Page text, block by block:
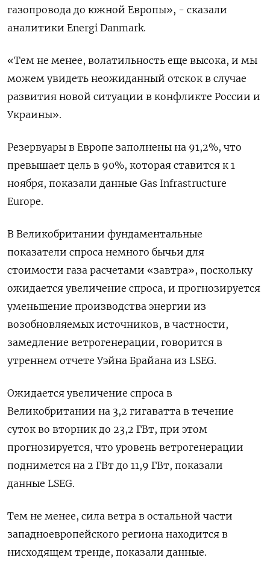
газопровода до южной Европы», - сказали
аналитики Energi Danmark.
«Тем не менее, волатильность еще высока, и мы
можем увидеть неожиданный отскок в случае
развития новой ситуации в конфликте России и
Украины».
Резервуары в Европе заполнены на 91,2%, что
превышает цель в 90%, которая ставится к 1
ноября, показали данные Gas Infrastructure
Europe.
В Великобритании фундаментальные
показатели спроса немного бычьи для
стоимости газа расчетами «завтра», поскольку
ожидается увеличение спроса, и прогнозируется
уменьшение производства энергии из
возобновляемых источников, в частности,
замедление ветрогенерации, говорится в
утреннем отчете Уэйна Брайана из LSEG.
Ожидается увеличение спроса в
Великобритании на 3,2 гигаватта в течение
суток во вторник до 23,2 ГВт, при этом
прогнозируется, что уровень ветрогенерации
поднимется на 2 ГВт до 11,9 ГВт, показали
данные LSEG.
Тем не менее, сила ветра в остальной части
западноевропейского региона находится в
нисходящем тренде, показали данные.